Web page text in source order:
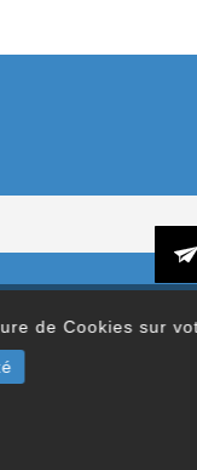
de Cookies sur